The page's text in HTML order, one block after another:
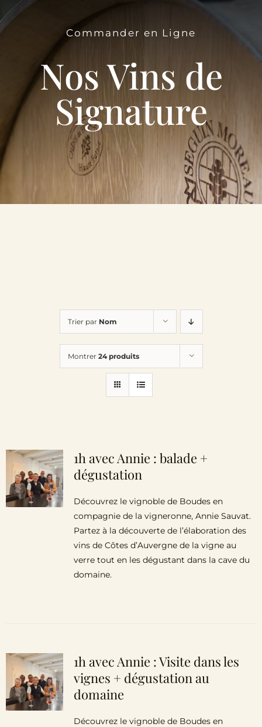
Le Domaine
Œnotourisme
Acheter en ligne
Actualités
Contactez-nous
Commander en Ligne
Nos Vins de
Signature
Trier par Nom
Montrer 24 produits
1h avec Annie : balade +
dégustation
Découvrez le vignoble de Boudes en
compagnie de la vigneronne, Annie Sauvat.
Partez à la découverte de l’élaboration des
vins de Côtes d’Auvergne de la vigne au
verre tout en les dégustant dans la cave du
domaine.
1h avec Annie : Visite dans les
vignes + dégustation au
domaine
Découvrez le vignoble de Boudes en